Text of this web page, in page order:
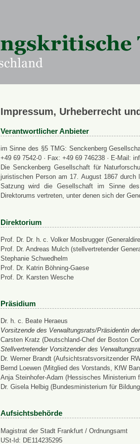
Impressum, Urheberrecht
Verantwortlicher Anbieter
im Sinne des §5 TMG: Senckenberg
+49 69 7542-0 · Fax: +49 69 746238 · E-Mail:
Die Senckenberg Gesellschaft für
juristischen Person am 17. August 1867 durch
Satzung wird die Gesellschaft im Sinne
Direktorums vertreten, unter denen sich der
Direktorium
Prof. Dr. Dr. h. c. Volker Mosbrugger
Prof. Dr. Andreas Mulch (stellvertretender
Stephanie Schwedhelm
Prof. Dr. Katrin Böhning-Gaese
Prof. Dr. Karsten Wesche
Präsidium
Dr. h. c. Beate Heraeus
Vorsitzende des Verwaltungsrats/Präsidentin
Carsten Kratz (Deutschland-Chef der Boston
Stellvertretender Vorsitzender des
Dr. Werner Brandt (Aufsichtsratsvorsitzender
Bernd Loewen (Mitglied des Vorstands, KfW
Anja Steinhofer-Adam (Hessisches Ministerium
Dr. Gisela Helbig (Bundesministerium für
Aufsichtsbehörde
Magistrat der Stadt Frankfurt / Ordnungsamt
USt-Id: DE114235295